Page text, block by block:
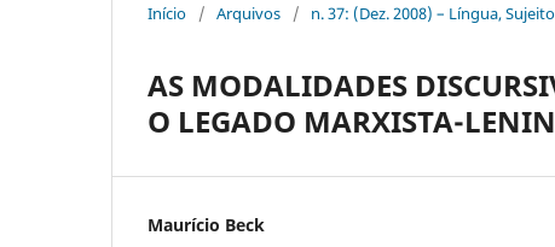
Início / Arquivos / n. 37: (Dez. 2008) – Língua,
AS MODALIDADES
O LEGADO MARXISTA-
Maurício Beck